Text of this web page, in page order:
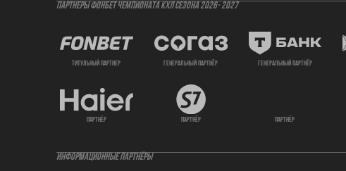
ПАРТНЕРЫ ФОНБЕТ ЧЕМПИОНАТА КХЛ СЕЗОНА 2026- 2027
титульный партнер генеральный партнёр генеральный партнёр
партнёр партнёр партнёр
ИНФОРМАЦИОННЫЕ ПАРТНЁРЫ